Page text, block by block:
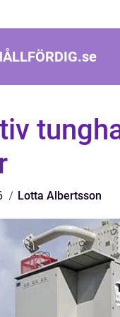
se
Lotta Albertsson